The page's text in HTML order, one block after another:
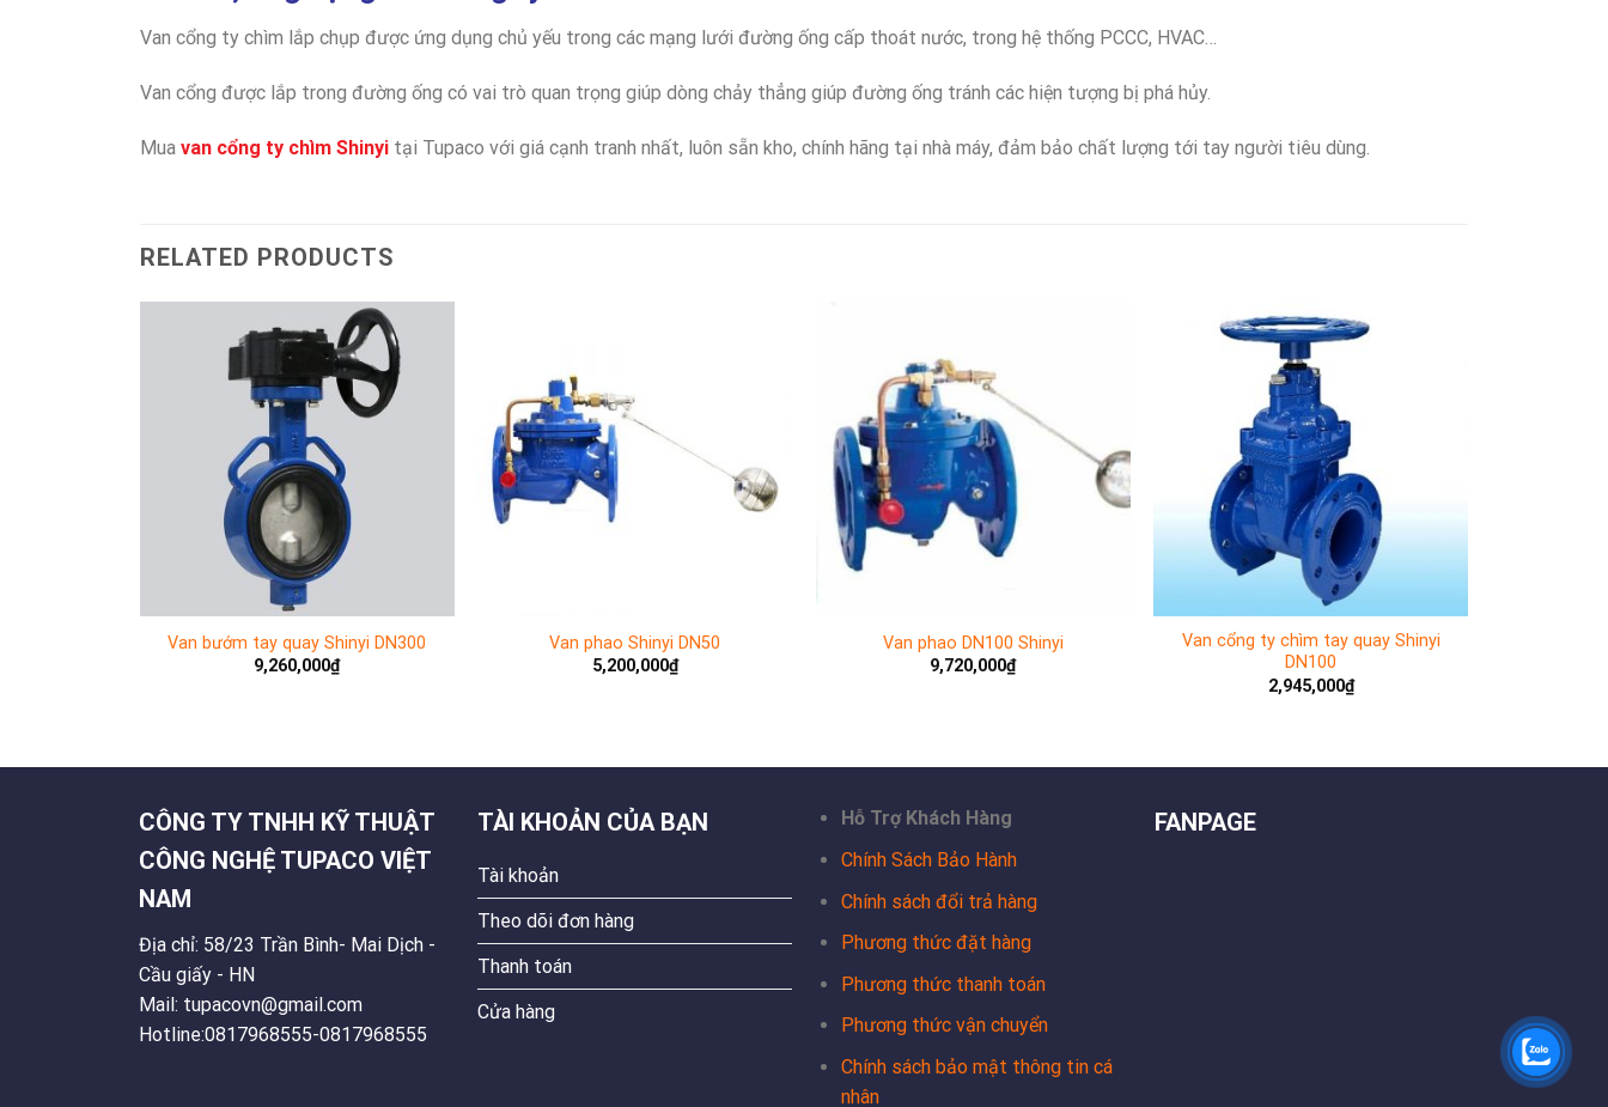
Van cổng ty chìm lắp chụp được ứng dụng chủ yếu trong các mạng lưới đường ống cấp thoát nước, trong hệ thống PCCC, HVAC…
Van cổng được lắp trong đường ống có vai trò quan trọng giúp dòng chảy thẳng giúp đường ống tránh các hiện tượng bị phá hủy.
Mua van cổng ty chìm Shinyi tại Tupaco với giá cạnh tranh nhất, luôn sẵn kho, chính hãng tại nhà máy, đảm bảo chất lượng tới tay người tiêu dùng.
RELATED PRODUCTS
Van bướm tay quay Shinyi DN300
9,260,000₫
Van phao Shinyi DN50
5,200,000₫
Van phao DN100 Shinyi
9,720,000₫
Van cổng ty chìm tay quay Shinyi
DN100
2,945,000₫
CÔNG TY TNHH KỸ THUẬT
CÔNG NGHỆ TUPACO VIỆT
NAM
Địa chỉ: 58/23 Trần Bình- Mai Dịch -
Cầu giấy - HN
Mail: tupacovn@gmail.com
Hotline:0817968555-0817968555
TÀI KHOẢN CỦA BẠN
Tài khoản
Theo dõi đơn hàng
Thanh toán
Cửa hàng
Hỗ Trợ Khách Hàng
Chính Sách Bảo Hành
Chính sách đổi trả hàng
Phương thức đặt hàng
Phương thức thanh toán
Phương thức vận chuyển
Chính sách bảo mật thông tin cá
nhân
FANPAGE